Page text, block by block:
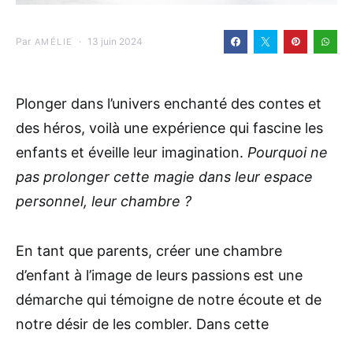
Par AMÉLIE 13 juin 2024
Plonger dans l’univers enchanté des contes et
des héros, voilà une expérience qui fascine les
enfants et éveille leur imagination. Pourquoi ne
pas prolonger cette magie dans leur espace
personnel, leur chambre ?
En tant que parents, créer une chambre
d’enfant à l’image de leurs passions est une
démarche qui témoigne de notre écoute et de
notre désir de les combler. Dans cette